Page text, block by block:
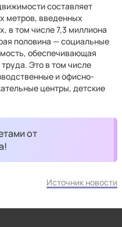
составляет
метров, введенных
в том числе 7,3 миллиона
половина — социальные
обеспечивающая
Это в том числе
и офисно-
центры, детские
от
Источник новости